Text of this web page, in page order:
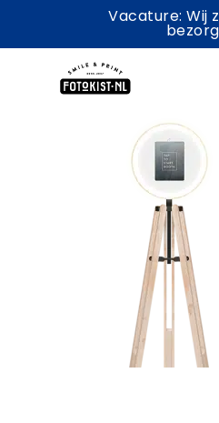
Vacature: Wij